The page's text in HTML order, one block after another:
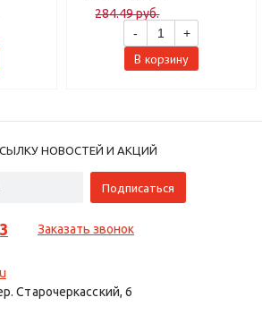
284.49 руб.
-
+
В корзину
НОВОСТЕЙ И АКЦИЙ
Заказать звонок
Старочеркасский, 6